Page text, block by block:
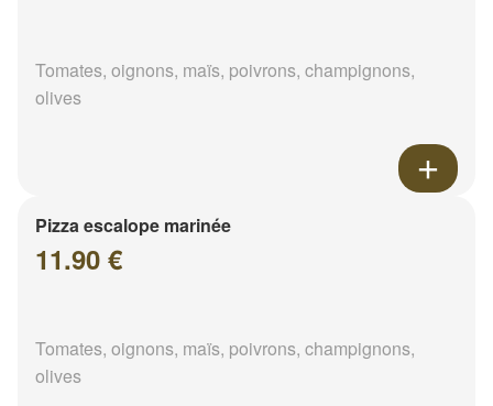
Tomates, oignons, maïs, poivrons, champignons,
olives
Pizza escalope marinée
11.90 €
Tomates, oignons, maïs, poivrons, champignons,
olives